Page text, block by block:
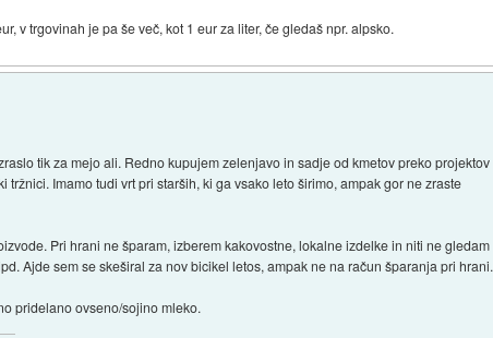
v trgovinah je pa še več, kot 1 eur za liter, če gledaš npr. alpsko.
tik za mejo ali. Redno kupujem zelenjavo in sadje od kmetov preko projektov
Imamo tudi vrt pri starših, ki ga vsako leto širimo, ampak gor ne zraste
Pri hrani ne šparam, izberem kakovostne, lokalne izdelke in niti ne gledam
Ajde sem se skeširal za nov bicikel letos, ampak ne na račun šparanja pri hrani.
pridelano ovseno/sojino mleko.